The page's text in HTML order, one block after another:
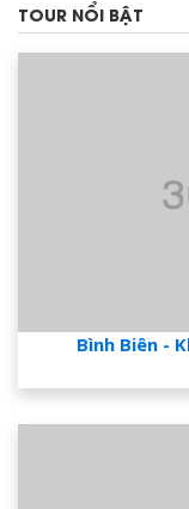
TOUR NỔI BẬT
Bình Biên -